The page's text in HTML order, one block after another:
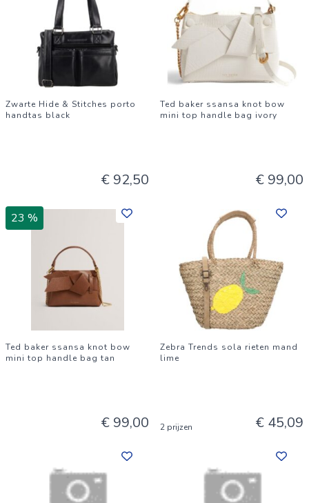
Zwarte Hide & Stitches porto
handtas black
€ 92,50
Ted baker ssansa knot bow
mini top handle bag ivory
€ 99,00
23 %
Ted baker ssansa knot bow
mini top handle bag tan
€ 99,00
Zebra Trends sola rieten mand
lime
2 prijzen € 45,09